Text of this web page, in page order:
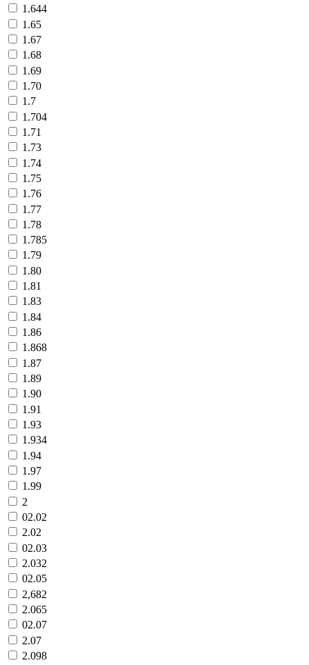
1.644
1.65
1.67
1.68
1.69
1.70
1.7
1.704
1.71
1.73
1.74
1.75
1.76
1.77
1.78
1.785
1.79
1.80
1.81
1.83
1.84
1.86
1.868
1.87
1.89
1.90
1.91
1.93
1.934
1.94
1.97
1.99
2
02.02
2.02
02.03
2.032
02.05
2,682
2.065
02.07
2.07
2.098